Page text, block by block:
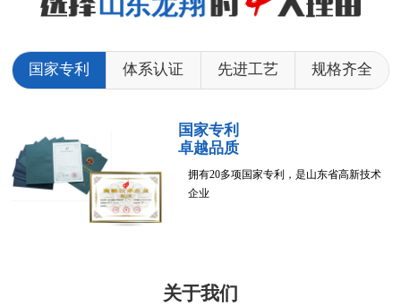
国家专利 体系认证 先进工艺 规格齐全
国家专利
卓越品质
拥有20多项国家专利，是山东省高新技术
企业
关于我们